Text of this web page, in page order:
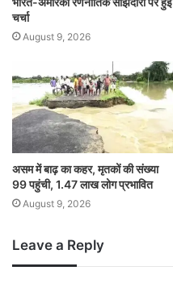
चर्चा
August 9, 2026
असम में बाढ़ का कहर, मृतकों की संख्या
99 पहुंची, 1.47 लाख लोग प्रभावित
August 9, 2026
Leave a Reply